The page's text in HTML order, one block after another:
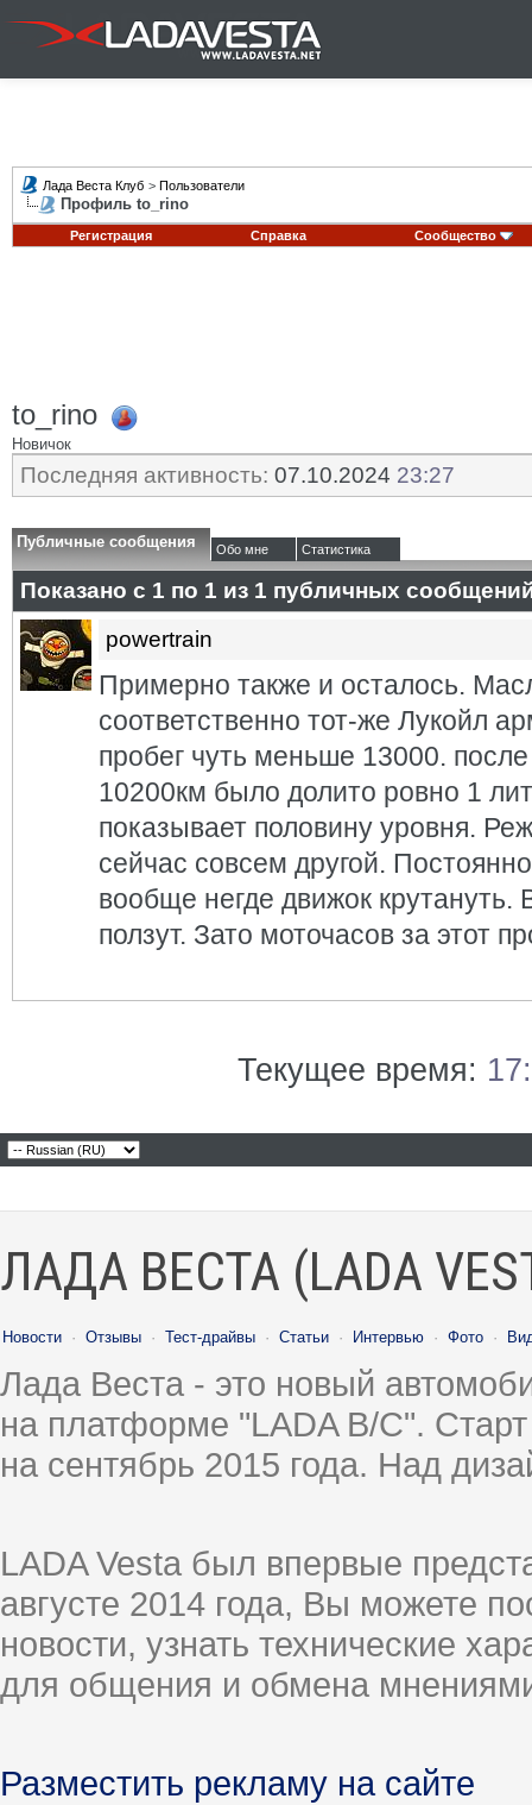
Лада Веста Клуб > Пользователи
Профиль to_rino
Регистрация Справка Сообщество
to_rino
Новичок
Последняя активность: 07.10.2024 23:27
Публичные сообщения Обо мне Статистика
Показано с 1 по 1 из 1 публичных
powertrain
Примерно также и осталось.
соответственно тот-же Лукойл
пробег чуть меньше 13000.
10200км было долито ровно 1
показывает половину уровня.
сейчас совсем другой.
вообще негде движок крутануть.
ползут. Зато моточасов за этот
Текущее время:
ЛАДА ВЕСТА (LADA
Новости · Отзывы · Тест-драйвы · Статьи · Интервью · Фото ·
Лада Веста - это новый
на платформе "LADA B/C".
на сентябрь 2015 года. Над
LADA Vesta был впервые
августе 2014 года, Вы можете
новости, узнать технические
для общения и обмена
Разместить рекламу на сайте